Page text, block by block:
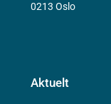
0213 Oslo
Aktuelt